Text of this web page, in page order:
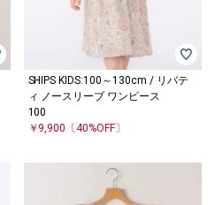
SHIPS KIDS:100～130cm / リバテ
ィ ノースリーブ ワンピース
100
￥9,900 〔40%OFF〕